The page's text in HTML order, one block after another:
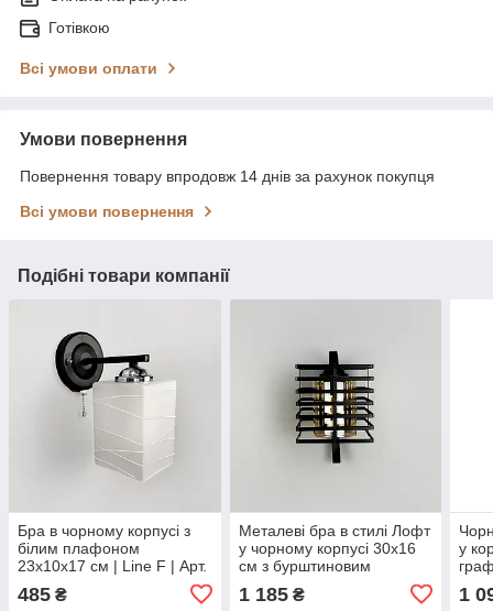
Готівкою
Всі умови оплати
Умови повернення
Повернення товару впродовж 14 днів за рахунок покупця
Всі умови повернення
Подібні товари компанії
Бра в чорному корпусі з
білим плафоном
23х10х17 см | Line F | Арт.
485 ₴
Металеві бра в стилі Лофт
у чорному корпусі 30х16
см з бурштиновим
плафоном | Line F | Арт.
12391/1W BK+AM
1 185₴
у
1